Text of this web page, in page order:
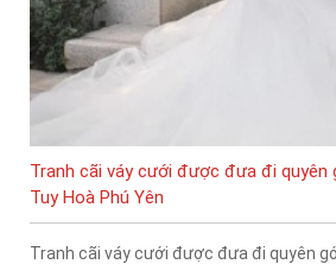
Tranh cãi váy cưới được đưa đi quyên
Tuy Hoà Phú Yên
Tranh cãi váy cưới được đưa đi quyên